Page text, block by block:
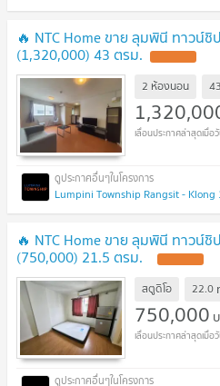
🔥 NTC Home ขาย ลุมพินี ทาวน์
(1,320,000) 43 ตรม.
2 ห้องนอน
Lumpini Township Rangsit -
🔥 NTC Home ขาย ลุมพินี ทาวน์
(750,000) 21.5 ตรม.
สตูดิโอ 22.0
750,000